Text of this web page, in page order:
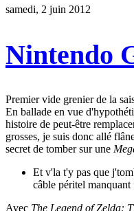
samedi, 2 juin 2012
Nintendo
Premier vide grenier de la
En ballade en vue
histoire de peut-être
grosses, je suis donc allé
secret de tomber sur une
Et v'la t'y pas que
câble péritel
Avec The Legend of Zelda: